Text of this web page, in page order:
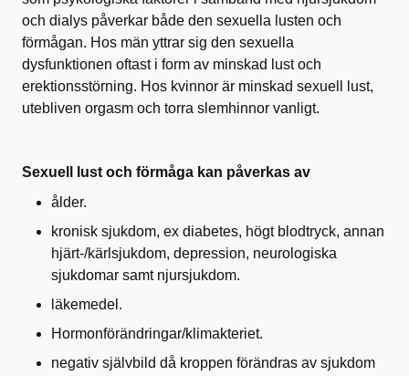
och dialys påverkar både den sexuella lusten och
förmågan. Hos män yttrar sig den sexuella
dysfunktionen oftast i form av minskad lust och
erektionsstörning. Hos kvinnor är minskad sexuell lust,
utebliven orgasm och torra slemhinnor vanligt.
Sexuell lust och förmåga kan påverkas av
ålder.
kronisk sjukdom, ex diabetes, högt blodtryck, annan
hjärt-/kärlsjukdom, depression, neurologiska
sjukdomar samt njursjukdom.
läkemedel.
Hormonförändringar/klimakteriet.
negativ självbild då kroppen förändras av sjukdom